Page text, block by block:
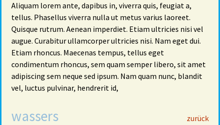
Aliquam lorem ante, dapibus in, viverra quis, feugiat a,
tellus. Phasellus viverra nulla ut metus varius laoreet.
Quisque rutrum. Aenean imperdiet. Etiam ultricies nisi vel
augue. Curabitur ullamcorper ultricies nisi. Nam eget dui.
Etiam rhoncus. Maecenas tempus, tellus eget
condimentum rhoncus, sem quam semper libero, sit amet
adipiscing sem neque sed ipsum. Nam quam nunc, blandit
vel, luctus pulvinar, hendrerit id,
zurück
wassers